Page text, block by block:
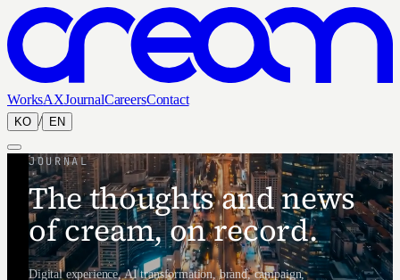
WorksAXJournalCareersContact
KO / EN
JOURNAL
The thoughts and news
of cream, on record.
Digital experience, AI transformation, brand, campaign,